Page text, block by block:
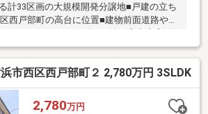
計33区画の大規模開発分譲地■戸建の立ち
西戸部町の高台に位置■建物前面道路や玄
フラットです・2019年5月築 室内大変綺
す！・多面採光の明るい1LDK+3Sの間取
たりとした浴室（浴室TV付！）・屋上大型
付 ガーデニングやプール等、用途は
ークタワーを一望できます！ ※天候に
市西区西戸部町２ 2,780万円 3SLDK
2,780万円